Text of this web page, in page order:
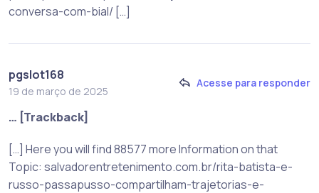
conversa-com-bial/ […]
pgslot168
19 de março de 2025
Acesse para responder
… [Trackback]
[…] Here you will find 88577 more Information on that
Topic: salvadorentretenimento.com.br/rita-batista-e-
russo-passapusso-compartilham-trajetorias-e-